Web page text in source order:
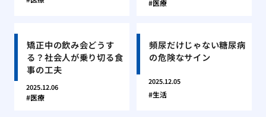
医療
矯正中の飲み会どうす
る？社会人が乗り切る食
事の工夫
2025.12.06
医療
頻尿だけじゃない糖尿病
の危険なサイン
2025.12.05
生活